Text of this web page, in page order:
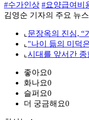
#수가인상 #요양급여비
김영순 기자의 주요 뉴스
⌞ 문장옥의 진심, “
⌞ "나이 듦의 미덕
⌞ 시대를 앞서간 종
좋아요0
화나요0
슬퍼요0
더 궁금해요0